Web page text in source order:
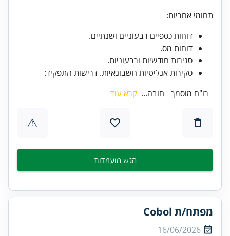
תחומי אחריות:
דוחות כספיים רבעוניים ושנתיים.
דוחות מס.
סגירות חודשיות ורבעוניות.
סקירות אנליטיות חשבונאיות. דרישות התפקיד:
- רו"ח מוסמך - חובה... קרא עוד
⚠
הגש מועמדות
מפתח/ת Cobol
16/06/2026